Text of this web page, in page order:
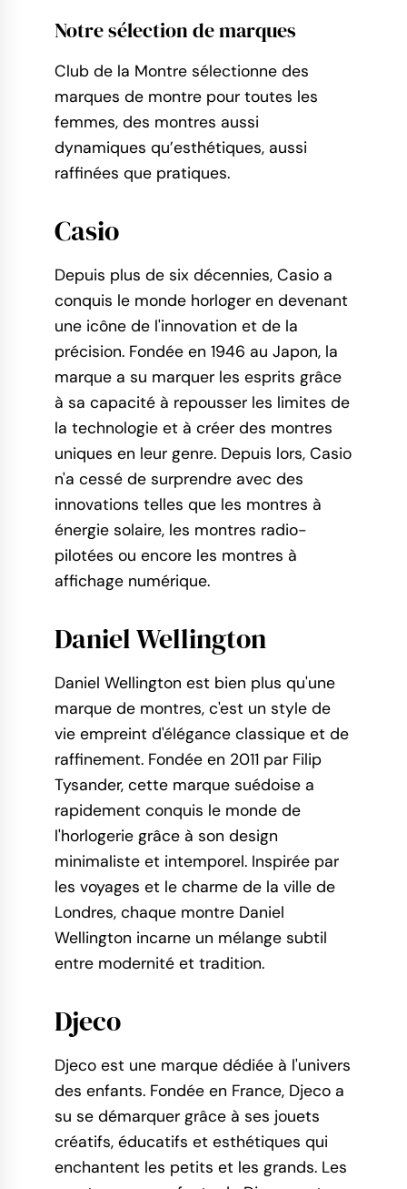
Notre sélection de marques
Club de la Montre sélectionne des
marques de montre pour toutes les
femmes, des montres aussi
dynamiques qu’esthétiques, aussi
raffinées que pratiques.
Casio
Depuis plus de six décennies, Casio a
conquis le monde horloger en devenant
une icône de l'innovation et de la
précision. Fondée en 1946 au Japon, la
marque a su marquer les esprits grâce
à sa capacité à repousser les limites de
la technologie et à créer des montres
uniques en leur genre. Depuis lors, Casio
n'a cessé de surprendre avec des
innovations telles que les montres à
énergie solaire, les montres radio-
pilotées ou encore les montres à
affichage numérique.
Daniel Wellington
Daniel Wellington est bien plus qu'une
marque de montres, c'est un style de
vie empreint d'élégance classique et de
raffinement. Fondée en 2011 par Filip
Tysander, cette marque suédoise a
rapidement conquis le monde de
l'horlogerie grâce à son design
minimaliste et intemporel. Inspirée par
les voyages et le charme de la ville de
Londres, chaque montre Daniel
Wellington incarne un mélange subtil
entre modernité et tradition.
Djeco
Djeco est une marque dédiée à l'univers
des enfants. Fondée en France, Djeco a
su se démarquer grâce à ses jouets
créatifs, éducatifs et esthétiques qui
enchantent les petits et les grands. Les